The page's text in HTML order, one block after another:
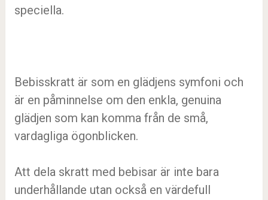
speciella.
Bebisskratt är som en glädjens symfoni och
är en påminnelse om den enkla, genuina
glädjen som kan komma från de små,
vardagliga ögonblicken.
Att dela skratt med bebisar är inte bara
underhållande utan också en värdefull